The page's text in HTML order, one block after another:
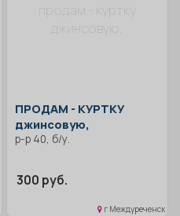
продам - куртку
джинсовую,
ПРОДАМ - КУРТКУ
джинсовую,
р-р 40, б/у.
300 руб.
г Междуреченск